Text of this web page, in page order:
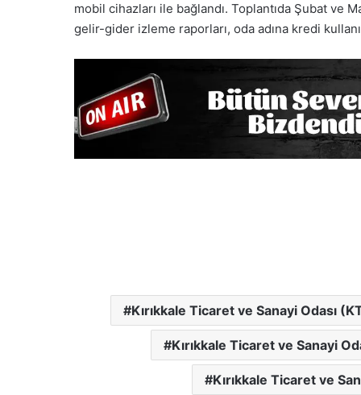
mobil cihazları ile bağlandı. Toplantıda Şubat ve
gelir-gider izleme raporları, oda adına kredi
Kırıkkale Ticaret ve Sanayi Odası
Kırıkkale Ticaret ve Sanayi
Kırıkkale Ticaret ve